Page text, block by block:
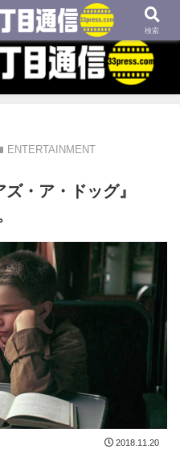
などについてのブログです
ENTERTAINMENT
・ア・ドッグ』
2018.11.20
検索